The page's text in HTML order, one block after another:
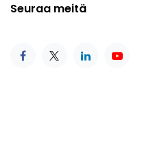
Seuraa meitä